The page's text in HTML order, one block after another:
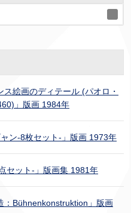
絵画のディテール (パオロ・
」版画 1984年
ン-8枚セット-」版画 1973年
セット-」版画集 1981年
：Bühnenkonstruktion」版画